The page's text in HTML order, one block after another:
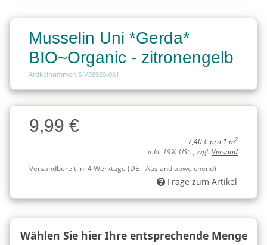
Musselin Uni *Gerda*
BIO~Organic - zitronengelb
Artikelnummer: E-V03959-061
Charge
Charge9,99 €
7,40 € pro 1 m2
inkl. 19% USt. , zzgl. Versand
Versandbereit in:4 Werktage (DE - Ausland abweichend)
Frage zum Artikel
Wählen Sie hier Ihre entsprechende Menge